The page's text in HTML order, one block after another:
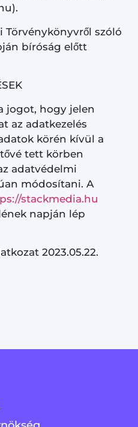
Törvénykönyvről szóló
bíróság előtt
jogot, hogy jelen
az adatkezelés
körén kívül a
tett körben
adatvédelmi
módosítani. A
stackmedia.hu
napján lép
2023.05.22.